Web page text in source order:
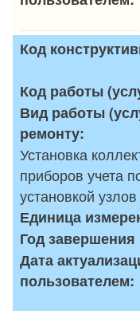
Код
Код работы
Вид работы
ремонту:
Установка
приборов учета
установкой
Единица
Год
Дата
пользователем: